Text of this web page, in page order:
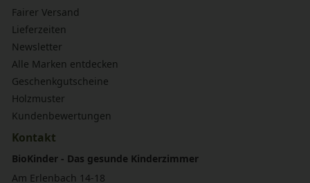
Fairer Versand
Lieferzeiten
Newsletter
Alle Marken entdecken
Geschenkgutscheine
Holzmuster
Kundenbewertungen
Kontakt
BioKinder - Das gesunde Kinderzimmer
Am Erlenbach 14-18